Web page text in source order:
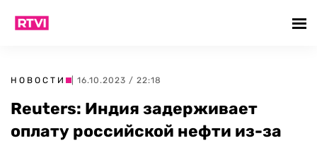
НОВОСТИ | 16.10.2023 / 22:18
Reuters: Индия задерживает
оплату российской нефти из-за